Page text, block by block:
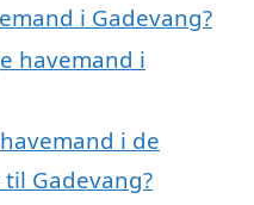
i Gadevang?
havemand i
i de
Gadevang?